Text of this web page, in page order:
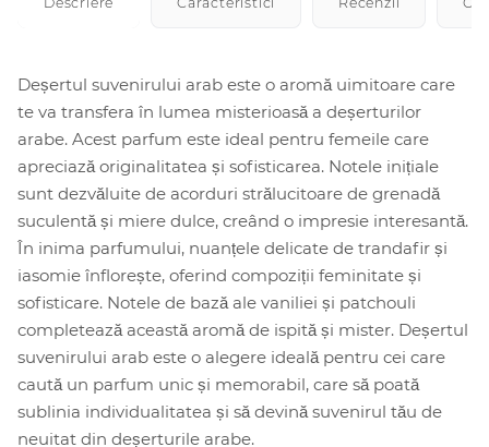
Deșertul suvenirului arab este o aromă uimitoare care
te va transfera în lumea misterioasă a deșerturilor
arabe. Acest parfum este ideal pentru femeile care
apreciază originalitatea și sofisticarea. Notele inițiale
sunt dezvăluite de acorduri strălucitoare de grenadă
suculentă și miere dulce, creând o impresie interesantă.
În inima parfumului, nuanțele delicate de trandafir și
iasomie înflorește, oferind compoziții feminitate și
sofisticare. Notele de bază ale vaniliei și patchouli
completează această aromă de ispită și mister. Deșertul
suvenirului arab este o alegere ideală pentru cei care
caută un parfum unic și memorabil, care să poată
sublinia individualitatea și să devină suvenirul tău de
neuitat din deșerturile arabe.